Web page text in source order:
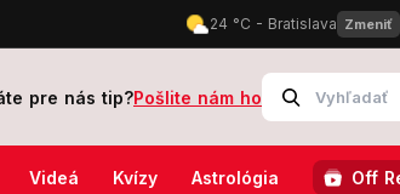
v Rajeckej doline naháňal auto i cyklistov: K
pre nás tip?Pošlite nám ho
Videá Kvízy Astrológia Off